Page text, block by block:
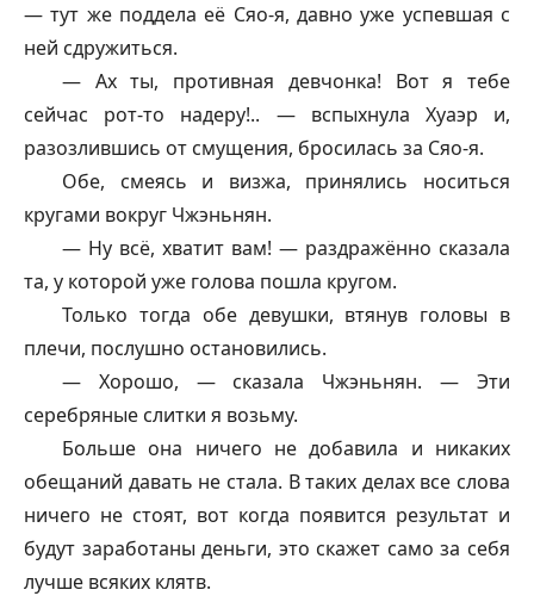
— тут же поддела её Сяо-я, давно уже успевшая с
ней сдружиться.
— Ах ты, противная девчонка! Вот я тебе
сейчас рот-то надеру!.. — вспыхнула Хуаэр и,
разозлившись от смущения, бросилась за Сяо-я.
Обе, смеясь и визжа, принялись носиться
кругами вокруг Чжэньнян.
— Ну всё, хватит вам! — раздражённо сказала
та, у которой уже голова пошла кругом.
Только тогда обе девушки, втянув головы в
плечи, послушно остановились.
— Хорошо, — сказала Чжэньнян. — Эти
серебряные слитки я возьму.
Больше она ничего не добавила и никаких
обещаний давать не стала. В таких делах все слова
ничего не стоят, вот когда появится результат и
будут заработаны деньги, это скажет само за себя
лучше всяких клятв.